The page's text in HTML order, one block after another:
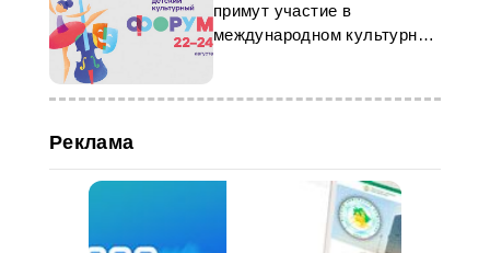
примут участие в
международном культурном
форуме в РФ
Реклама